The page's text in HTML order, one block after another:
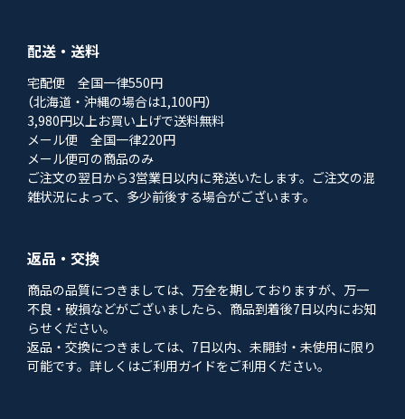
配送・送料
宅配便 全国一律550円
（北海道・沖縄の場合は1,100円）
3,980円以上お買い上げで送料無料
メール便 全国一律220円
メール便可の商品のみ
ご注文の翌日から3営業日以内に発送いたします。ご注文の混
雑状況によって、多少前後する場合がございます。
返品・交換
商品の品質につきましては、万全を期しておりますが、万一
不良・破損などがございましたら、商品到着後7日以内にお知
らせください。
返品・交換につきましては、7日以内、未開封・未使用に限り
可能です。詳しくはご利用ガイドをご利用ください。